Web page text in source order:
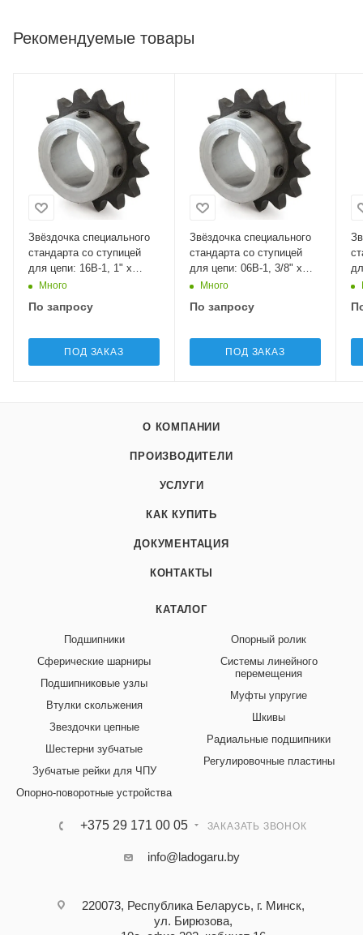
Рекомендуемые товары
Звёздочка специального
стандарта со ступицей
для цепи: 16B-1, 1" x
17.02 мм, Z=23 12SD023
Много
По запросу
ПОД ЗАКАЗ
Звёздочка специального
стандарта со ступицей
для цепи: 06B-1, 3/8" x
7/32", Z=24 05SB424 Sati
Много
По запросу
ПОД ЗАКАЗ
О КОМПАНИИ
ПРОИЗВОДИТЕЛИ
УСЛУГИ
КАК КУПИТЬ
ДОКУМЕНТАЦИЯ
КОНТАКТЫ
КАТАЛОГ
Подшипники
Сферические шарниры
Подшипниковые узлы
Втулки скольжения
Звездочки цепные
Шестерни зубчатые
Зубчатые рейки для ЧПУ
Опорно-поворотные устройства
Опорный ролик
Системы линейного
перемещения
Муфты упругие
Шкивы
Радиальные подшипники
Регулировочные пластины
+375 29 171 00 05 ЗАКАЗАТЬ ЗВОНОК
info@ladogaru.by
220073, Республика Беларусь, г. Минск,
ул. Бирюзова,